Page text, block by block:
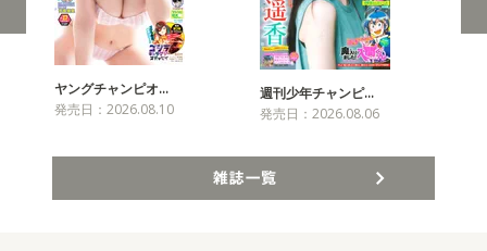
ヤングチャンピオ…
発売日：2026.08.10
週刊少年チャンピ…
発売日：2026.08.06